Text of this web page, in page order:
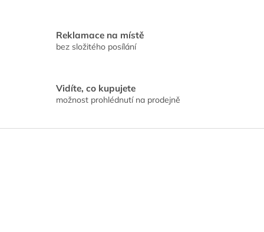
Reklamace na místě
bez složitého posílání
Vidíte, co kupujete
možnost prohlédnutí na prodejně
Z